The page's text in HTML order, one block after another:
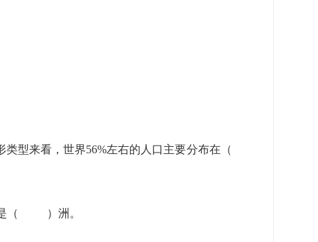
型来看，世界56%左右的人口主要分布在（
是（ ）洲。